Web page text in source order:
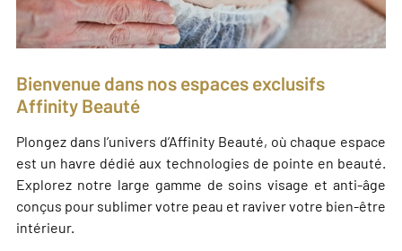
Bienvenue dans nos espaces exclusifs
Affinity Beauté
Plongez dans l’univers d’Affinity Beauté, où chaque espace
est un havre dédié aux tech­no­lo­gies de pointe en beau­té.
Explorez notre large gamme de soins visage et anti-âge
conçus pour subli­mer votre peau et ravi­ver votre bien-être
inté­rieur.